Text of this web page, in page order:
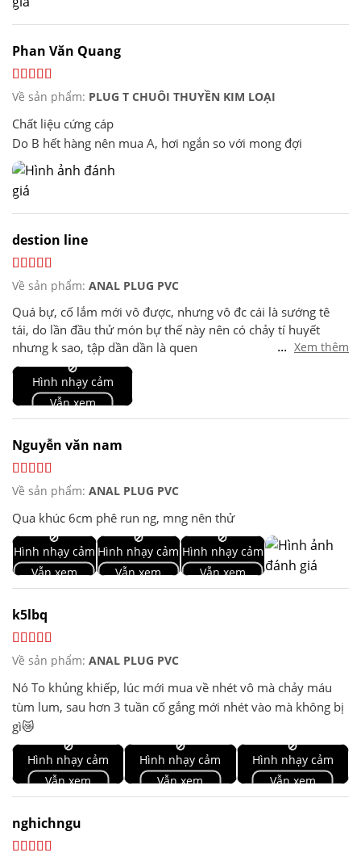
Phan Văn Quang
Về sản phẩm: PLUG T CHUÔI THUYỀN KIM LOẠI
Chất liệu cứng cáp
Do B hết hàng nên mua A, hơi ngắn so với mong đợi
destion line
Về sản phẩm: ANAL PLUG PVC
Quá bự, cố lắm mới vô được, nhưng vô đc cái là sướng tê
tái, do lần đầu thử món bự thế này nên có chảy tí huyết
nhưng k sao, tập dần dần là quen
Dành cho b nào muốn thử thì nên dùng thật nhiều gel và
phải mở rộng từ từ, b nào quen 3-4cm r thì hằng ngày cố
mở rộng từ từ ra, tầm 1-2 tuần là vô được thôi, lần đầu có lẽ
sẽ chảy tí huyết nhưng sướng run người. Nói chung cái này
dành cho các bạn hardcore, quen với các loại lớn và muốn
tìm cảm giác "bị lấp đầy vượt quá giới hạn"
... Xem thêm
🚫
Hình nhạy cảm
Vẫn xem
Nguyễn văn nam
Về sản phẩm: ANAL PLUG PVC
Qua khúc 6cm phê run ng, mng nên thử
🚫
Hình nhạy cảm
Vẫn xem
🚫
Hình nhạy cảm
Vẫn xem
🚫
Hình nhạy cảm
Vẫn xem
k5lbq
Về sản phẩm: ANAL PLUG PVC
Nó To khủng khiếp, lúc mới mua về nhét vô mà chảy máu
tùm lum, sau hơn 3 tuần cố gắng mới nhét vào mà không bị
gì😿
🚫
Hình nhạy cảm
Vẫn xem
🚫
Hình nhạy cảm
Vẫn xem
🚫
Hình nhạy cảm
Vẫn xem
nghichngu